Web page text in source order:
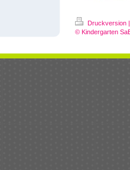
Druckversion |
© Kindergarten